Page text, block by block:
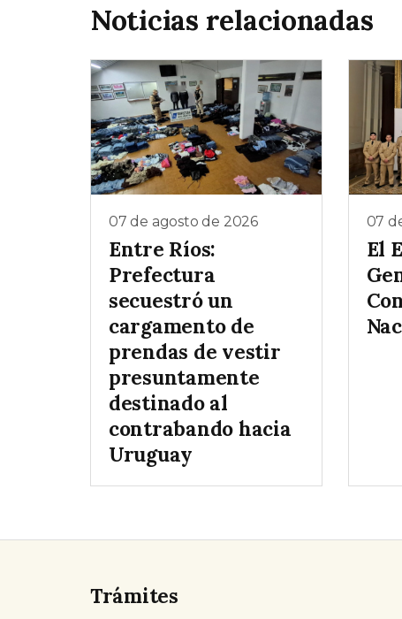
Noticias relacionadas
07 de agosto de 2026
Entre Ríos:
Prefectura
secuestró un
cargamento de
prendas de vestir
presuntamente
destinado al
contrabando hacia
Uruguay
07
El
Trámites